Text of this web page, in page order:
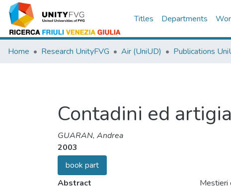
Titles Departments
Home Research UnityFVG Air (UniUD) Publications
Contadini ed
GUARAN, Andrea
2003
book part
Abstract
Mestieri